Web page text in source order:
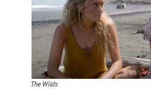
The Wilds